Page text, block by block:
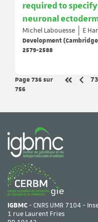
required to
neuronal
Michel Labouesse E
Development
2579-2588
Page 736sur
756
Première
IGBMC- CNRS UMR 7104 -
1 rue Laurent Fries